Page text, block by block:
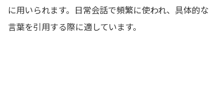
に用いられます。日常会話で頻繁に使われ、具体的な
言葉を引用する際に適しています。